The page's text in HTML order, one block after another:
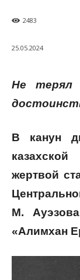
2483
25.05.2024
Не терял
В канун
жертвой
М.
«Алимхан